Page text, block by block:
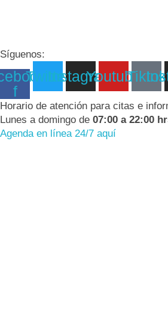
Síguenos:
f
TwitterInstagramYoutubeTiktok
Horario de atención para citas e
Lunes a domingo de 07:00 a 22:00
Agenda en línea 24/7 aquí